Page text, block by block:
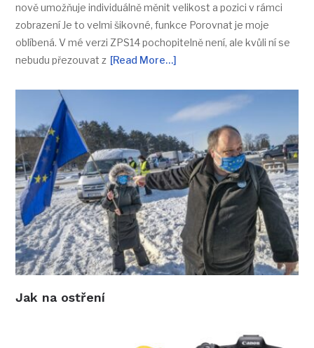
nově umožňuje individuálně měnit velikost a pozici v rámci
zobrazení Je to velmi šikovné, funkce Porovnat je moje
oblíbená. V mé verzi ZPS14 pochopitelně není, ale kvůli ní se
nebudu přezouvat z [Read More…]
Jak na ostření